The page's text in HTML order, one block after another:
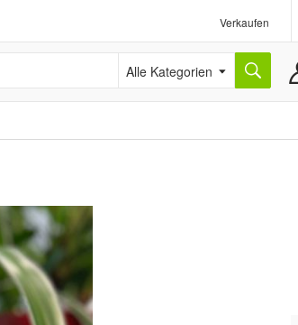
Verkaufen
Alle Kategorien